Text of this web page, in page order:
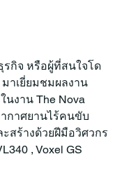
กิจ หรือผู้ที่สนใจโด
าเยี่ยมชมผลงาน
นงาน The Nova
กาศยานไร้คนขับ
สร้างด้วยฝีมือวิศวกร
, Voxel GS